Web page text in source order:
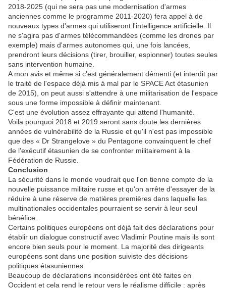
2018-2025 (qui ne sera pas une modernisation d'armes
anciennes comme le programme 2011-2020) fera appel à de
nouveaux types d'armes qui utiliseront l'intelligence artificielle. Il
ne s'agira pas d'armes télécommandées (comme les drones par
exemple) mais d'armes autonomes qui, une fois lancées,
prendront leurs décisions (tirer, brouiller, espionner) toutes seules
sans intervention humaine.
A mon avis et même si c'est généralement démenti (et interdit par
le traité de l'espace déjà mis à mal par le SPACE Act étasunien
de 2015), on peut aussi s'attendre à une militarisation de l'espace
sous une forme impossible à définir maintenant.
C'est une évolution assez effrayante qui attend l'humanité.
Voila pourquoi 2018 et 2019 seront sans doute les dernières
années de vulnérabilité de la Russie et qu'il n'est pas impossible
que des « Dr Strangelove » du Pentagone convainquent le chef
de l'exécutif étasunien de se confronter militairement à la
Fédération de Russie.
Conclusion.
La sécurité dans le monde voudrait que l'on tienne compte de la
nouvelle puissance militaire russe et qu'on arrête d'essayer de la
réduire à une réserve de matières premières dans laquelle les
multinationales occidentales pourraient se servir à leur seul
bénéfice.
Certains politiques européens ont déjà fait des déclarations pour
établir un dialogue constructif avec Vladimir Poutine mais ils sont
encore bien seuls pour le moment. La majorité des dirigeants
européens sont dans une position suiviste des décisions
politiques étasuniennes.
Beaucoup de déclarations inconsidérées ont été faites en
Occident et cela rend le retour vers le réalisme difficile : après